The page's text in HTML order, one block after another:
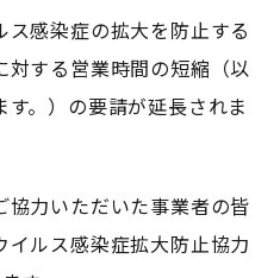
感染症の拡大を防止する
対する営業時間の短縮（以
。）の要請が延長されま
協力いただいた事業者の皆
ルス感染症拡大防止協力